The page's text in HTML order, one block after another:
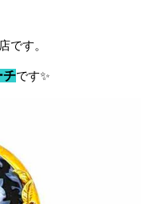
です。
チです✨